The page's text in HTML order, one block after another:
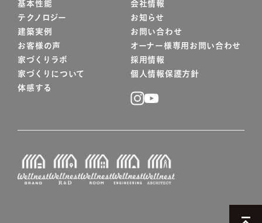
基本性能
テクノロジー
建築実例
お客様の声
家づくりラボ
家づくりについて
体感する
会社情報
お知らせ
お問い合わせ
オーナー様専用お問い合わせ
採用情報
個人情報保護方針